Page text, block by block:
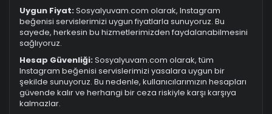
Uygun Fiyat:Sosyalyuvam.com olarak, Instagram
beğenisi servislerimizi uygun fiyatlarla sunuyoruz. Bu
sayede, herkesin bu hizmetlerimizden faydalanabilmesini
sağlıyoruz.
Hesap Güvenliği:Sosyalyuvam.com olarak, tüm
Instagram beğenisi servislerimizi yasalara uygun bir
şekilde sunuyoruz. Bu nedenle, kullanıcılarımızın hesapları
güvende kalır ve herhangi bir ceza riskiyle karşı karşıya
kalmazlar.